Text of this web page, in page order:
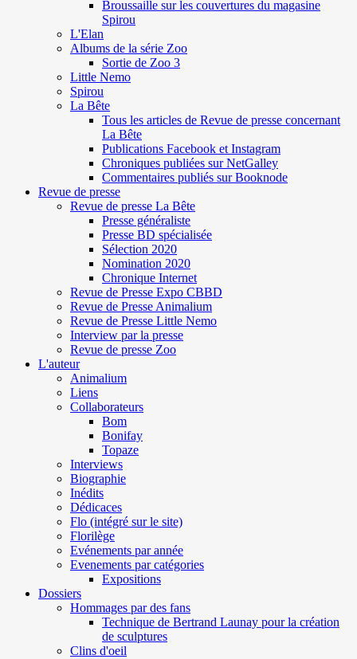
Broussaille sur les couvertures du magasine
Spirou
L'Elan
Albums de la série Zoo
Sortie de Zoo 3
Little Nemo
Spirou
La Bête
Tous les articles de Revue de presse concernant
La Bête
Publications Facebook et Instagram
Chroniques publiées sur NetGalley
Commentaires publiés sur Booknode
Revue de presse
Revue de presse La Bête
Presse généraliste
Presse BD spécialisée
Sélection 2020
Nomination 2020
Chronique Internet
Revue de Presse Expo CBBD
Revue de Presse Animalium
Revue de Presse Little Nemo
Interview par la presse
Revue de presse Zoo
L'auteur
Animalium
Liens
Collaborateurs
Bom
Bonifay
Topaze
Interviews
Biographie
Inédits
Dédicaces
Flo (intégré sur le site)
Florilège
Evénements par année
Evenements par catégories
Expositions
Dossiers
Hommages par des fans
Technique de Bertrand Launay pour la création
de sculptures
Clins d'oeil